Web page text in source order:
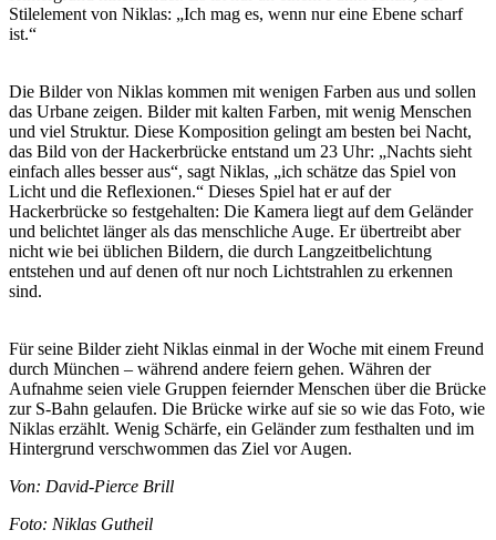
Stilelement von Niklas: „Ich mag es, wenn nur eine Ebene scharf
ist.“
Die Bilder von Niklas kommen mit wenigen Farben aus und sollen
das Urbane zeigen. Bilder mit kalten Farben, mit wenig Menschen
und viel Struktur. Diese Komposition gelingt am besten bei Nacht,
das Bild von der Hackerbrücke entstand um 23 Uhr: „Nachts sieht
einfach alles besser aus“, sagt Niklas, „ich schätze das Spiel von
Licht und die Reflexionen.“ Dieses Spiel hat er auf der
Hackerbrücke so festgehalten: Die Kamera liegt auf dem Geländer
und belichtet länger als das menschliche Auge. Er übertreibt aber
nicht wie bei üblichen Bildern, die durch Langzeitbelichtung
entstehen und auf denen oft nur noch Lichtstrahlen zu erkennen
sind.
Für seine Bilder zieht Niklas einmal in der Woche mit einem Freund
durch München – während andere feiern gehen. Währen der
Aufnahme seien viele Gruppen feiernder Menschen über die Brücke
zur S-Bahn gelaufen. Die Brücke wirke auf sie so wie das Foto, wie
Niklas erzählt. Wenig Schärfe, ein Geländer zum festhalten und im
Hintergrund verschwommen das Ziel vor Augen.
Von: David-Pierce Brill
Foto: Niklas Gutheil